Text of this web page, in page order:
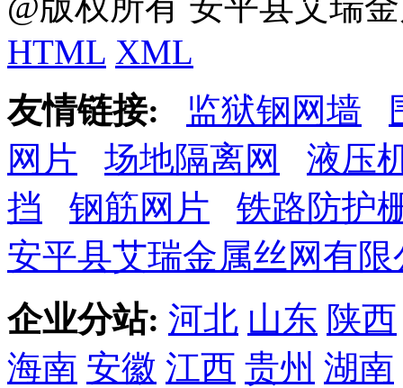
HTML XML
友情链接:
监狱钢网墙
网片
场地隔离网
液压
挡
钢筋网片
铁路防护
安平县艾瑞金属丝网有限
企业分站: 河北 山东 陕西
海南 安徽 江西 贵州 湖南